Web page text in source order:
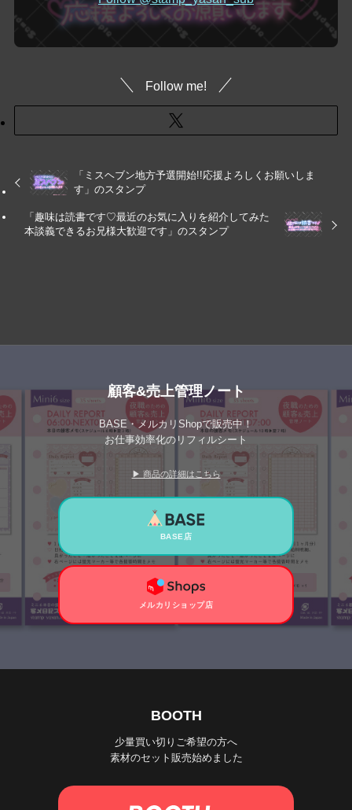
Follow me!
「ミスヘブン地方予選開始!!応援よろしくお願いしま
す」のスタンプ
「趣味は読書です♡最近のお気に入りを紹介してみた
本談義できるお兄様大歓迎です」のスタンプ
顧客&売上管理ノート
BASE・メルカリShopで販売中！
お仕事効率化のリフィルシート
▶ 商品の詳細はこちら
BASE店
メルカリショップ店
BOOTH
少量買い切りご希望の方へ
素材のセット販売始めました